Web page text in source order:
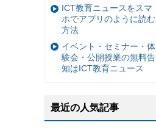
ICT教育ニュースをスマ
ホでアプリのように読む
方法
イベント・セミナー・体
験会・公開授業の無料告
知はICT教育ニュース
最近の人気記事